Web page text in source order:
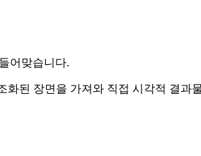
어맞습니다.
된 장면을 가져와 직접 시각적 결과